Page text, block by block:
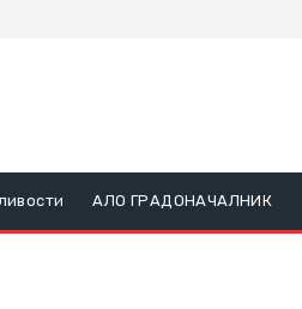
АЛО ГРАДОНАЧАЛНИК